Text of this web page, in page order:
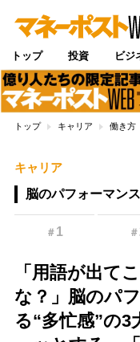
トップ 投資 ビジ
トップ キャリア 働き方
キャリア
脳のパフォーマン
＃ 1 ＃
「用語が出て
な？」脳のパ
る“多忙感”の3